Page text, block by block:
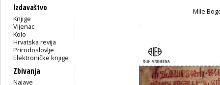
Izdavaštvo
Knjige
Vijenac
Kolo
Hrvatska revija
Prirodoslovlje
Elektroničke knjige
Zbivanja
Najave
Mile